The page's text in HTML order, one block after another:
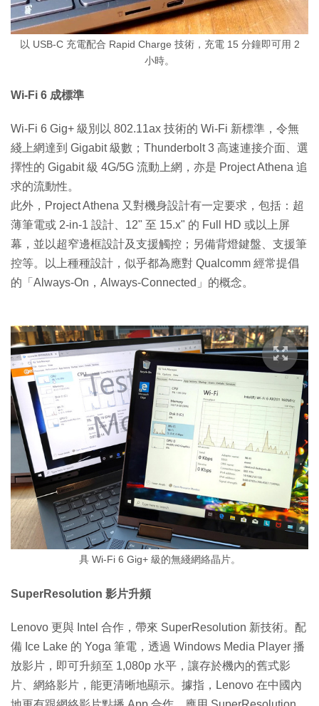
以 USB-C 充電配合 Rapid Charge 技術，充電 15 分鐘即可用 2
小時。
Wi-Fi 6 成標準
Wi-Fi 6 Gig+ 級別以 802.11ax 技術的 Wi-Fi 新標準，令無
綫上網達到 Gigabit 級數；Thunderbolt 3 高速連接介面、選
擇性的 Gigabit 級 4G/5G 流動上網，亦是 Project Athena 追
求的流動性。
此外，Project Athena 又對機身設計有一定要求，包括：超
薄筆電或 2-in-1 設計、12" 至 15.x" 的 Full HD 或以上屏
幕，並以超窄邊框設計及支援觸控；另備背燈鍵盤、支援筆
控等。以上種種設計，似乎都為應對 Qualcomm 經常提倡
的「Always-On，Always-Connected」的概念。
具 Wi-Fi 6 Gig+ 級的無綫網絡晶片。
SuperResolution 影片升頻
Lenovo 更與 Intel 合作，帶來 SuperResolution 新技術。配
備 Ice Lake 的 Yoga 筆電，透過 Windows Media Player 播
放影片，即可升頻至 1,080p 水平，讓存於機內的舊式影
片、網絡影片，能更清晰地顯示。據指，Lenovo 在中國內